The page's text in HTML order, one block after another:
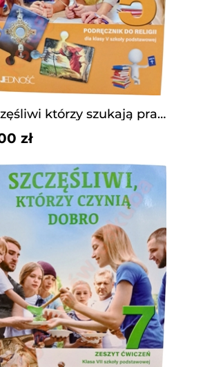
Szczęśliwi którzy szukają prawdy. kl 5 podręcznik
zł